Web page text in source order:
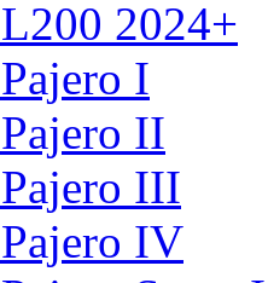
2024+
I
II
III
IV